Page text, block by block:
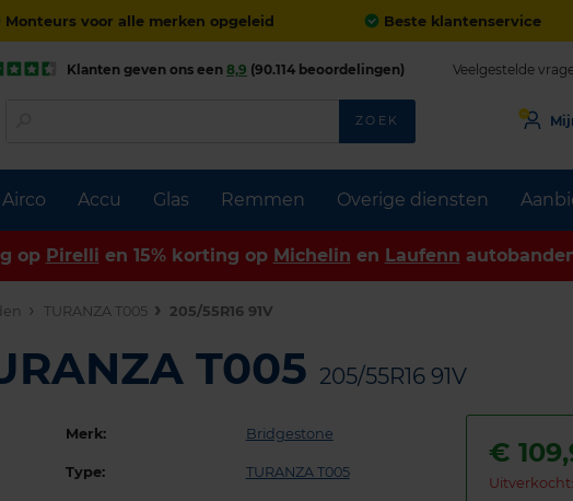
Monteurs voor alle merken opgeleid Beste klantenservice
Airco Accu Glas Remmen Overige diensten
Klanten geven ons een 8,9 (90.114 beoordelingen) Veelgestelde
ZOEK
op Pirelli en 15% korting op Michelin en Laufenn
TURANZA T005 205/55R16 91V
T005 205/55R16 91V
Merk: Bridgestone
Type: TURANZA T005
€
Uitverkocht: